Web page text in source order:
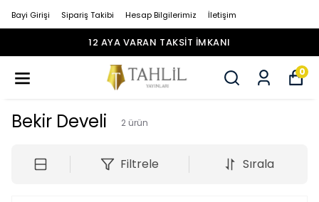
Bayi Girişi Sipariş Takibi Hesap Bilgilerimiz İletişim
12 AYA VARAN TAKSİT İMKANI
0
Bekir Develi 2 ürün
Filtrele Sırala